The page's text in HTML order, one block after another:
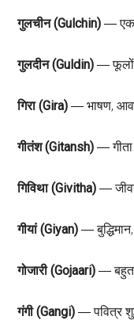
गुलचीन (Gulchin) ― एक
गुलदीन (Guldin) ― फूलों
गिरा (Gira) ― भाषण,
गीतंश (Gitansh) ―
गिविथा (Givitha) ―
गीयां (Giyan) ―
गोजारी (Gojaari) ― बहुत
गंगी (Gangi) ― पवित्र